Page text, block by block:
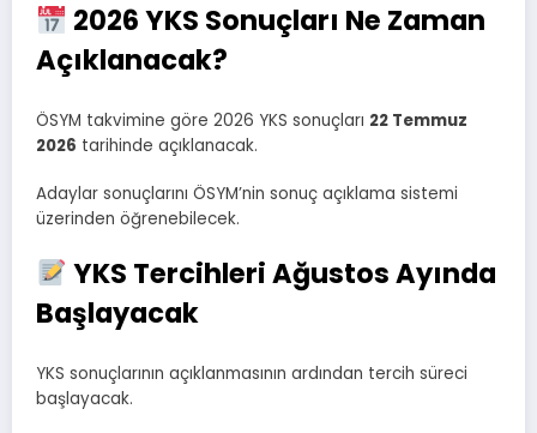
2026 YKS Sonuçları Ne Zaman
Açıklanacak?
ÖSYM takvimine göre 2026 YKS sonuçları 22 Temmuz
2026 tarihinde açıklanacak.
Adaylar sonuçlarını ÖSYM’nin sonuç açıklama sistemi
üzerinden öğrenebilecek.
YKS Tercihleri Ağustos Ayında
Başlayacak
YKS sonuçlarının açıklanmasının ardından tercih süreci
başlayacak.